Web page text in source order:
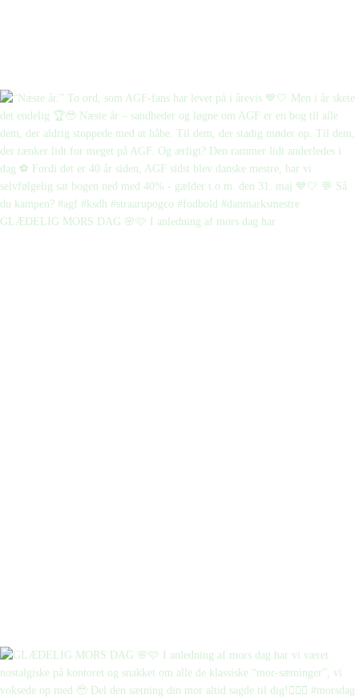
GLÆDELIG MORS DAG 🌸🩷 I anledning af mors dag har